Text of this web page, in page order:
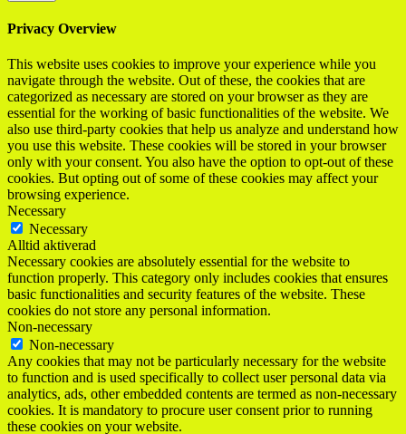
Privacy Overview
This website uses cookies to improve your experience while you
navigate through the website. Out of these, the cookies that are
categorized as necessary are stored on your browser as they are
essential for the working of basic functionalities of the website. We
also use third-party cookies that help us analyze and understand how
you use this website. These cookies will be stored in your browser
only with your consent. You also have the option to opt-out of these
cookies. But opting out of some of these cookies may affect your
browsing experience.
Necessary
Necessary
Alltid aktiverad
Necessary cookies are absolutely essential for the website to
function properly. This category only includes cookies that ensures
basic functionalities and security features of the website. These
cookies do not store any personal information.
Non-necessary
Non-necessary
Any cookies that may not be particularly necessary for the website
to function and is used specifically to collect user personal data via
analytics, ads, other embedded contents are termed as non-necessary
cookies. It is mandatory to procure user consent prior to running
these cookies on your website.